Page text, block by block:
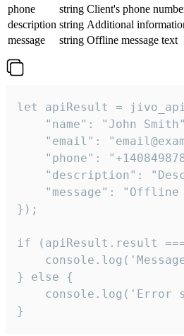
phone
string Client's phone
description string Additional
message
string Offline message text
let apiResult =
"name": "John
"email":
"phone":
"description":
"message": "Offline
});
if (apiResult.result
} else {
console.log('Error
}